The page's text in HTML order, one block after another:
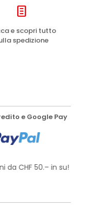
e scopri tutto
spedizione
e Google Pay
CHF 50.– in su!